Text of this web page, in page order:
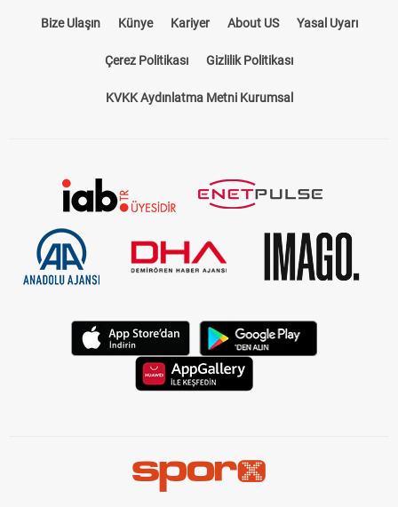
Bize Ulaşın Künye Kariyer About US Yasal Uyarı
Çerez Politikası Gizlilik Politikası
KVKK Aydınlatma Metni Kurumsal